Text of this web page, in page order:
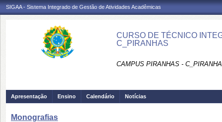
SIGAA - Sistema Integrado de Gestão de Atividades Acadêmicas
CURSO DE TÉCNICO
C_PIRANHAS
CAMPUS PIRANHAS -
Apresentação Ensino Calendário Notícias
Monografias